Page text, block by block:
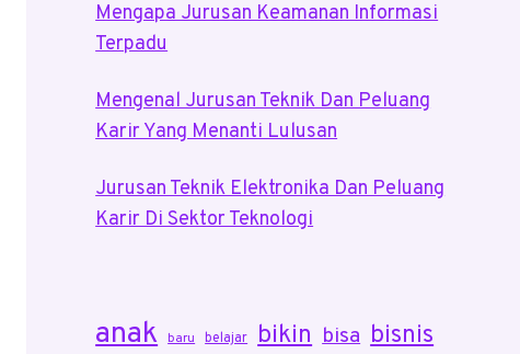
Mengapa Jurusan Keamanan Informasi
Terpadu
Mengenal Jurusan Teknik Dan Peluang
Karir Yang Menanti Lulusan
Jurusan Teknik Elektronika Dan Peluang
Karir Di Sektor Teknologi
anak baru belajar bikin bisa bisnis